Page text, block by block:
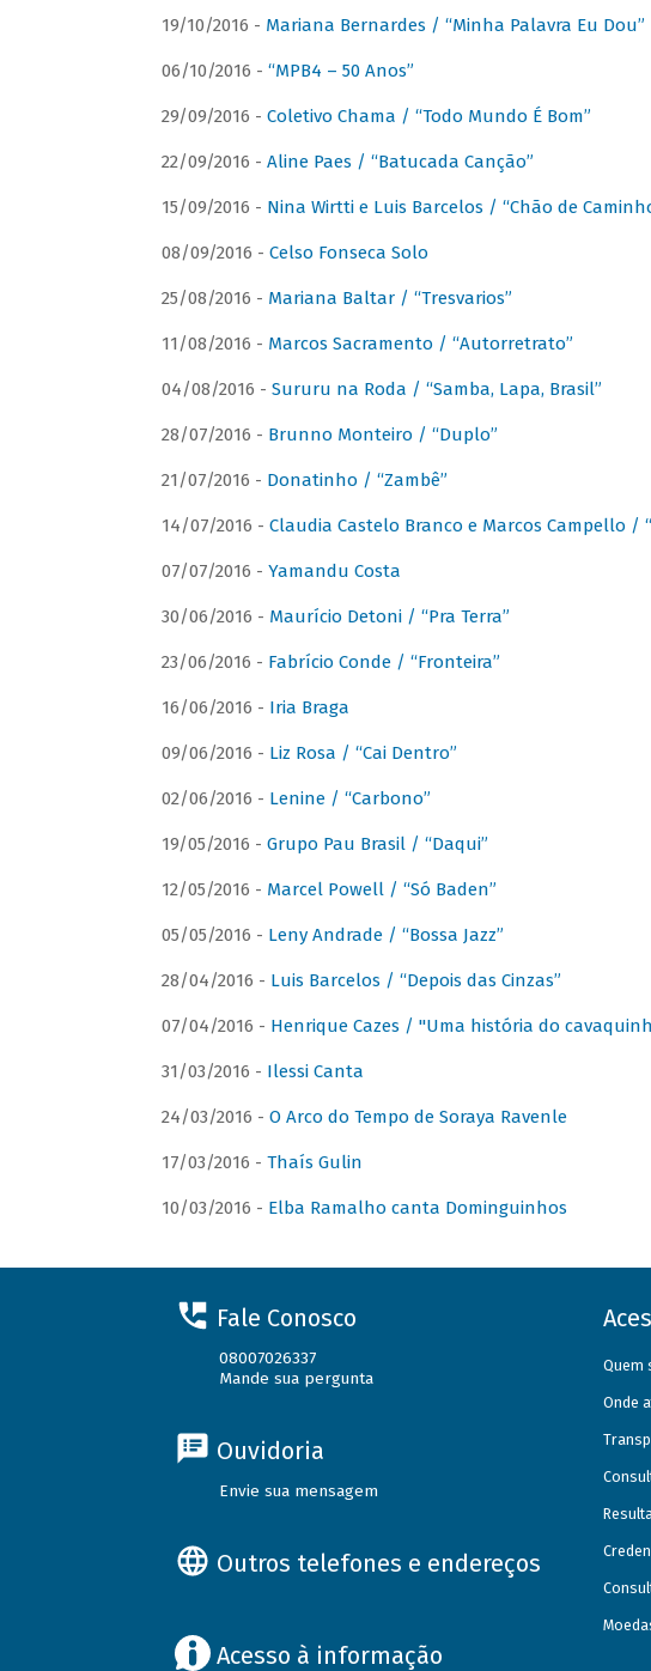
19/10/2016 - Mariana Bernardes / “Minha Palavra Eu Dou”
06/10/2016 - “MPB4 – 50 Anos”
29/09/2016 - Coletivo Chama / “Todo Mundo É Bom”
22/09/2016 - Aline Paes / “Batucada Canção”
15/09/2016 - Nina Wirtti e Luis Barcelos / “Chão de
08/09/2016 - Celso Fonseca Solo
25/08/2016 - Mariana Baltar / “Tresvarios”
11/08/2016 - Marcos Sacramento / “Autorretrato”
04/08/2016 - Sururu na Roda / “Samba, Lapa, Brasil”
28/07/2016 - Brunno Monteiro / “Duplo”
21/07/2016 - Donatinho / “Zambê”
14/07/2016 - Claudia Castelo Branco e Marcos Campello /
07/07/2016 - Yamandu Costa
30/06/2016 - Maurício Detoni / “Pra Terra”
23/06/2016 - Fabrício Conde / “Fronteira”
16/06/2016 - Iria Braga
09/06/2016 - Liz Rosa / “Cai Dentro”
02/06/2016 - Lenine / “Carbono”
19/05/2016 - Grupo Pau Brasil / “Daqui”
12/05/2016 - Marcel Powell / “Só Baden”
05/05/2016 - Leny Andrade / “Bossa Jazz”
28/04/2016 - Luis Barcelos / “Depois das Cinzas”
07/04/2016 - Henrique Cazes / "Uma história do
31/03/2016 - Ilessi Canta
24/03/2016 - O Arco do Tempo de Soraya Ravenle
17/03/2016 - Thaís Gulin
10/03/2016 - Elba Ramalho canta Dominguinhos
Fale Conosco
08007026337
Mande sua pergunta
Ouvidoria
Envie sua mensagem
Outros telefones e endereços
Acesso à informação
Quem
Onde